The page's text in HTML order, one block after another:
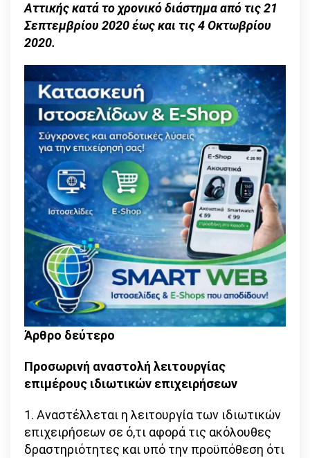
επιβάλλονται
Αττικής κατά το χρονικό διάστημα από τις 21
Σεπτεμβρίου 2020 έως και τις 4 Οκτωβρίου
2020.
Άρθρο δεύτερο
Προσωρινή αναστολή λειτουργίας
επιμέρους ιδιωτικών επιχειρήσεων
1. Αναστέλλεται η λειτουργία των ιδιωτικών
επιχειρήσεων σε ό,τι αφορά τις ακόλουθες
δραστηριότητες και υπό την προϋπόθεση ότι